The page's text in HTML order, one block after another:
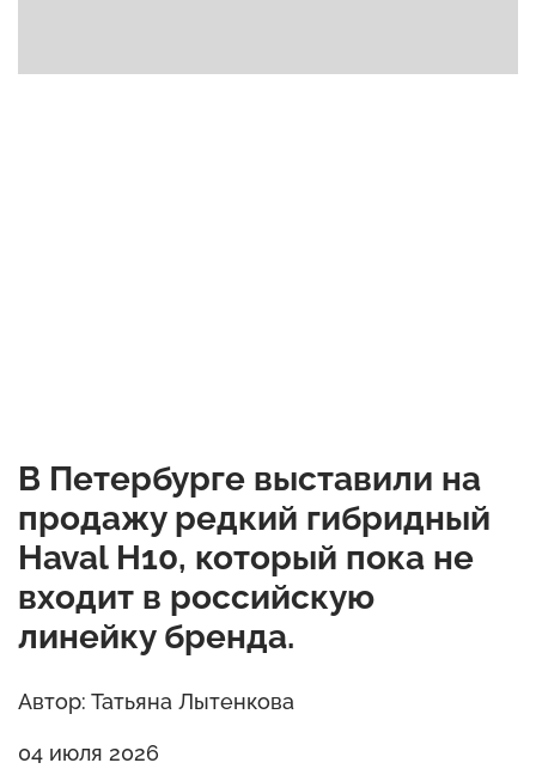
В Петербурге выставили на
продажу редкий гибридный
Haval H10, который пока не
входит в российскую
линейку бренда.
Автор: Татьяна Лытенкова
04 июля 2026